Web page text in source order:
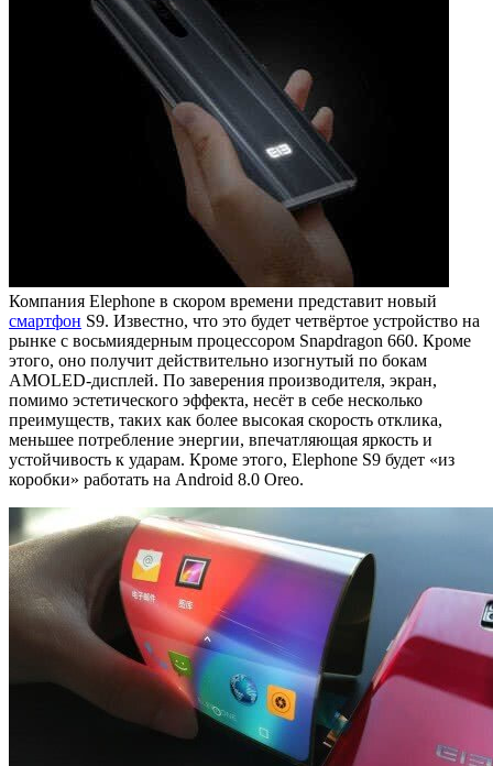
Компания Elephone в скором времени представит новый
смартфон S9. Известно, что это будет четвёртое устройство на
рынке с восьмиядерным процессором Snapdragon 660. Кроме
этого, оно получит действительно изогнутый по бокам
AMOLED-дисплей. По заверения производителя, экран,
помимо эстетического эффекта, несёт в себе несколько
преимуществ, таких как более высокая скорость отклика,
меньшее потребление энергии, впечатляющая яркость и
устойчивость к ударам. Кроме этого, Elephone S9 будет «из
коробки» работать на Android 8.0 Oreo.